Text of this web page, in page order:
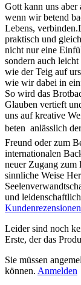
Gott kann uns aber
wenn wir betend
Lebens,
praktisch und
nicht nur eine
sondern auch
wie der Teig auf
wie wir dabei in
So wird das
Glauben vertieft
uns auf kreative
beten  anlässlich
Freund oder zum
internationalen
neuer Zugang zum
sinnliche Weise
und
Kundenrezensionen
Leider sind noch
Erste, der das
Sie müssen
können. Anmelden